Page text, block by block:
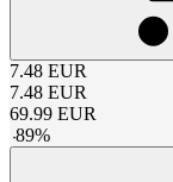
7.48 EUR
7.48 EUR
69.99 EUR
-89%